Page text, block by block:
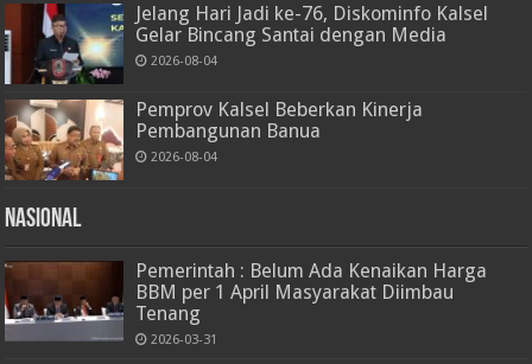
Jelang Hari Jadi ke-76, Diskominfo Kalsel
Gelar Bincang Santai dengan Media
2026-08-04
Pemprov Kalsel Beberkan Kinerja
Pembangunan Banua
2026-08-04
Nasional
Pemerintah : Belum Ada Kenaikan Harga
BBM per 1 April Masyarakat Diimbau
Tenang
2026-03-31